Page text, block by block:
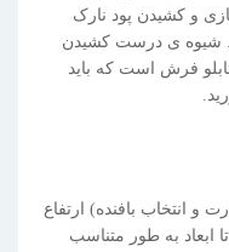
و کشیدن پود نارک
شیوه ی درست کشیدن
فرش است که باید
به مهارت و انتخاب بافنده) ارتفاع
ابعاد به طور متناسب